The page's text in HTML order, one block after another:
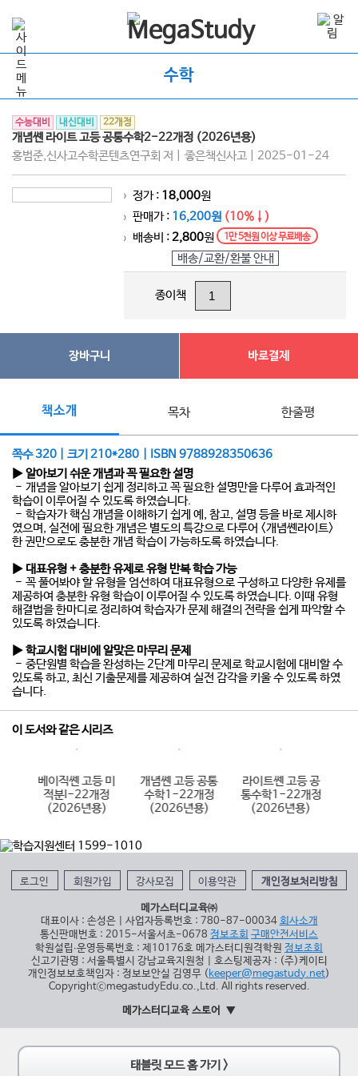
수학
수능대비 내신대비 22개정
개념쎈 라이트 고등 공통수학2-22개정 (2026년용)
홍범준,신사고수학콘텐츠연구회 저 | 좋은책신사고 | 2025-01-24
> 정가 : 18,000원
> 판매가 : 16,200원 (10%↓)
> 배송비 :2,800원 1만 5천원 이상 무료배송
배송/교환/환불 안내
종이책
장바구니 바로결제
책소개 목차 한줄평
쪽수 320 | 크기 210*280 | ISBN 9788928350636
▶ 알아보기 쉬운 개념과 꼭 필요한 설명
- 개념을 알아보기 쉽게 정리하고 꼭 필요한 설명만을 다루어 효과적인
학습이 이루어질 수 있도록 하였습니다.
- 학습자가 핵심 개념을 이해하기 쉽게 예, 참고, 설명 등을 바로 제시하
였으며, 실전에 필요한 개념은 별도의 특강으로 다루어 <개념쎈라이트>
한 권만으로도 충분한 개념 학습이 가능하도록 하였습니다.
▶ 대표유형 + 충분한 유제로 유형 반복 학습 가능
- 꼭 풀어봐야 할 유형을 엄선하여 대표유형으로 구성하고 다양한 유제를
제공하여 충분한 유형 학습이 이루어질 수 있도록 하였습니다. 이때 유형
해결법을 한마디로 정리하여 학습자가 문제 해결의 전략을 쉽게 파악할 수
있도록 하였습니다.
▶ 학교시험 대비에 알맞은 마무리 문제
- 중단원별 학습을 완성하는 2단계 마무리 문제로 학교시험에 대비할 수
있도록 하고, 최신 기출문제를 제공하여 실전 감각을 키울 수 있도록 하였
습니다.
이 도서와 같은 시리즈
베이직쎈 고등 미
적분I-22개정
(2026년용)
개념쎈 고등 공통
수학1-22개정
(2026년용)
라이트쎈 고등 공
통수학1-22개정
(2026년용)
로그인 회원가입 강사모집 이용약관 개인정보처리방침
메가스터디교육㈜
대표이사 : 손성은 | 사업자등록번호 : 780-87-00034 회사소개
통신판매번호 : 2015-서울서초-0678 정보조회 구매안전서비스
학원설립∙운영등록번호 : 제10176호 메가스터디원격학원 정보조회
신고기관명 : 서울특별시 강남교육지원청 | 호스팅제공자 : (주)케이티
개인정보보호책임자 : 정보보안실 김영무 (keeper@megastudy.net)
CopyrightⓒmegastudyEdu.co.,Ltd. All rights reserved.
메가스터디교육 스토어
태블릿 모드 홈 가기 >